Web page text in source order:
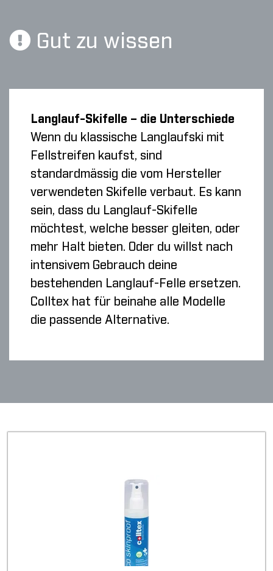
Gut zu wissen
Langlauf-Skifelle – die Unterschiede
Wenn du klassische Langlaufski mit
Fellstreifen kaufst, sind
standardmässig die vom Hersteller
verwendeten Skifelle verbaut. Es kann
sein, dass du Langlauf-Skifelle
möchtest, welche besser gleiten, oder
mehr Halt bieten. Oder du willst nach
intensivem Gebrauch deine
bestehenden Langlauf-Felle ersetzen.
Colltex hat für beinahe alle Modelle
die passende Alternative.